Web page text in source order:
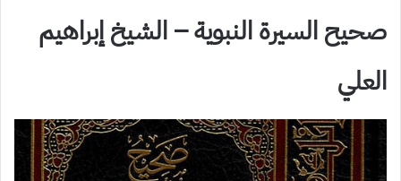
صحيح السيرة النبوية – الشيخ إبراهيم
العلي